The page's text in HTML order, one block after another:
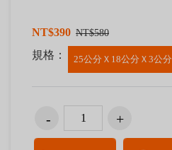
NT$390 NT$580
規格： 25公分Ｘ18公分Ｘ3公分